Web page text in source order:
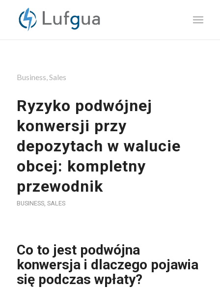
Business, Sales
Ryzyko podwójnej
konwersji przy
depozytach w walucie
obcej: kompletny
przewodnik
BUSINESS, SALES
Co to jest podwójna
konwersja i dlaczego pojawia
się podczas wpłaty?